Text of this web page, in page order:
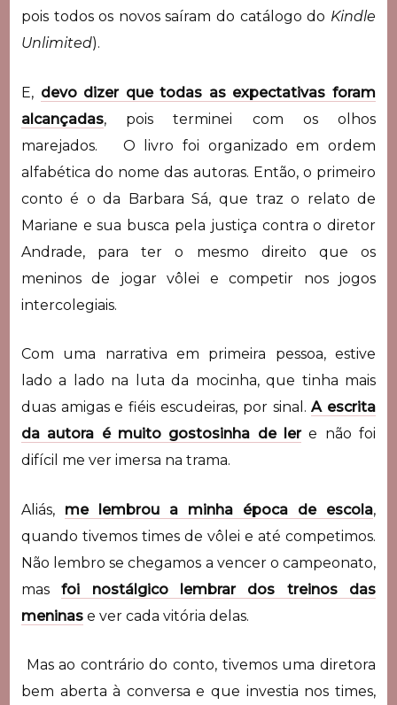
pois todos os novos saíram do catálogo do Kindle
Unlimited).
E, devo dizer que todas as expectativas foram
alcançadas, pois terminei com os olhos
marejados. O livro foi organizado em ordem
alfabética do nome das autoras. Então, o primeiro
conto é o da Barbara Sá, que traz o relato de
Mariane e sua busca pela justiça contra o diretor
Andrade, para ter o mesmo direito que os
meninos de jogar vôlei e competir nos jogos
intercolegiais.
Com uma narrativa em primeira pessoa, estive
lado a lado na luta da mocinha, que tinha mais
duas amigas e fiéis escudeiras, por sinal.A escrita
da autora é muito gostosinha de lere não foi
difícil me ver imersa na trama.
Aliás, me lembrou a minha época de escola,
quando tivemos times de vôlei e até competimos.
Não lembro se chegamos a vencer o campeonato,
masfoi nostálgico lembrar dos treinos das
meninase ver cada vitória delas.
Mas ao contrário do conto, tivemos uma diretora
bem aberta à conversa e que investia nos times,